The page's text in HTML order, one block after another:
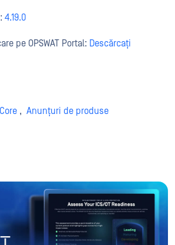
4.19.0
pe OPSWAT Portal: Descărcați
, Anunțuri de produse